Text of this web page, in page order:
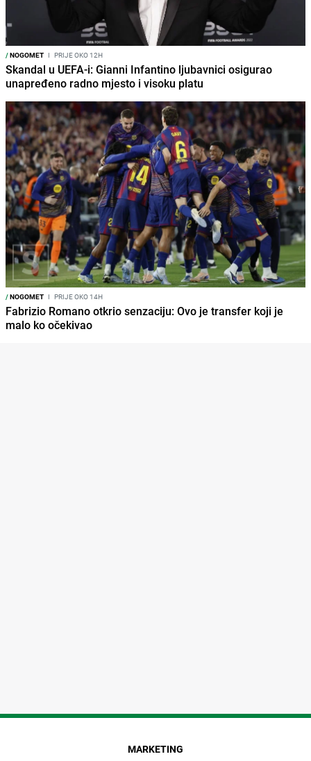
/NOGOMET I PRIJE OKO 12H
Skandal u UEFA-i: Gianni Infantino ljubavnici osigurao
unapređeno radno mjesto i visoku platu
/NOGOMET I PRIJE OKO 14H
Fabrizio Romano otkrio senzaciju: Ovo je transfer koji je
malo ko očekivao
MARKETING